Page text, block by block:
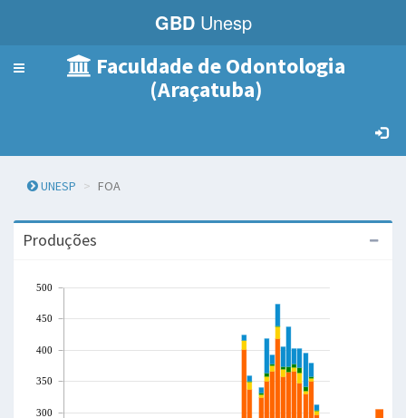
GBDUnesp
Menu
Faculdade de Odontologia
(Araçatuba)
UNESP FOA
Produções
300
350
400
450
500